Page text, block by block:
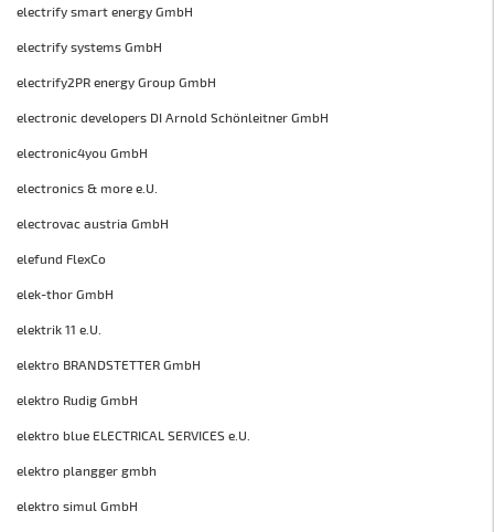
electrify smart energy GmbH
electrify systems GmbH
electrify2PR energy Group GmbH
electronic developers DI Arnold Schönleitner GmbH
electronic4you GmbH
electronics & more e.U.
electrovac austria GmbH
elefund FlexCo
elek-thor GmbH
elektrik 11 e.U.
elektro BRANDSTETTER GmbH
elektro Rudig GmbH
elektro blue ELECTRICAL SERVICES e.U.
elektro plangger gmbh
elektro simul GmbH